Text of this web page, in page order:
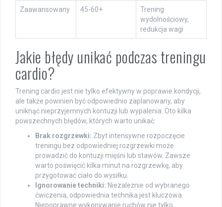
Zaawansowany 45-60+
Trening
wydolnościowy,
redukcja wagi
Jakie błędy unikać podczas treningu
cardio?
Trening cardio jest nie tylko efektywny w poprawie kondycji,
ale także powinien być odpowiednio zaplanowany, aby
uniknąć nieprzyjemnych kontuzji lub wypalenia. Oto kilka
powszechnych błędów, których warto unikać:
Brak rozgrzewki: Zbyt intensywne rozpoczęcie
treningu bez odpowiedniej rozgrzewki może
prowadzić do kontuzji mięśni lub stawów. Zawsze
warto poświęcić kilka minut na rozgrzewkę, aby
przygotować ciało do wysiłku.
Ignorowanie techniki: Niezależnie od wybranego
ćwiczenia, odpowiednia technika jest kluczowa.
Niepoprawne wykonywanie ruchów nie tylko